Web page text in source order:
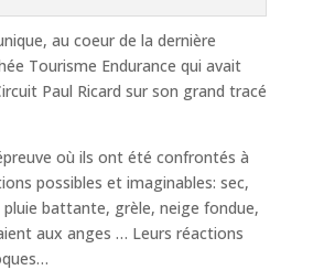
au coeur de la dernière
Tourisme Endurance qui avait
Paul Ricard sur son grand tracé
où ils ont été confrontés à
possibles et imaginables: sec,
pluie battante, grèle, neige fondue,
aux anges … Leurs réactions